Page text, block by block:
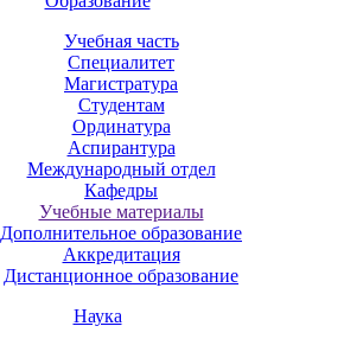
Учебная часть
Специалитет
Магистратура
Студентам
Ординатура
Аспирантура
Международный отдел
Кафедры
Учебные материалы
Дополнительное образование
Аккредитация
Дистанционное образование
Наука